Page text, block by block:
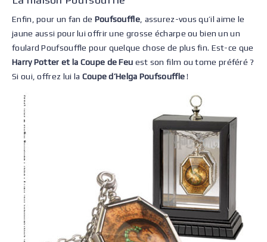
Enfin, pour un fan de Poufsouffle, assurez-vous qu’il aime le
jaune aussi pour lui offrir une grosse écharpe ou bien un un
foulard Poufsouffle pour quelque chose de plus fin. Est-ce que
Harry Potter et la Coupe de Feu est son film ou tome préféré ?
Si oui, offrez lui la Coupe d’Helga Poufsouffle!